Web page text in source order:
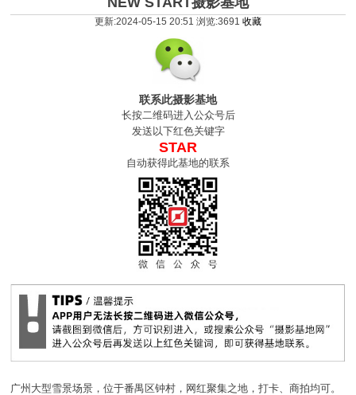
更新:2024-05-15 20:51 浏览:3691 收藏
联系此摄影基地
长按二维码进入公众号后
发送以下红色关键字
STAR
自动获得此基地的联系
广州大型雪景场景，位于番禺区钟村，网红聚集之地，打卡、商拍均可。